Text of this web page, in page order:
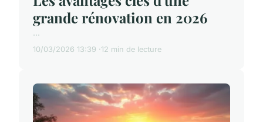
grande rénovation en 2026
...
10/03/2026 13:39 12 min de lecture